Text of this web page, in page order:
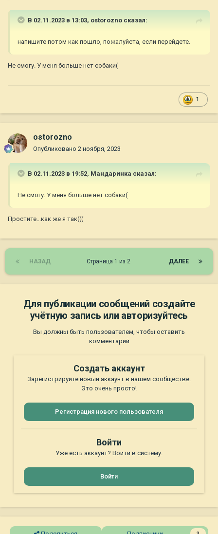
В 02.11.2023 в 13:03, ostorozno сказал:
напишите потом как пошло, пожалуйста, если перейдете.
Не смогу. У меня больше нет собаки(
1
ostorozno
Опубликовано 2 ноября, 2023
В 02.11.2023 в 19:52, Мандаринка сказал:
Не смогу. У меня больше нет собаки(
Простите...как же я так(((
НАЗАД ДАЛЕЕ
Страница 1 из 2
Для публикации сообщений создайте
учётную запись или авторизуйтесь
Вы должны быть пользователем, чтобы оставить
комментарий
Создать аккаунт
Зарегистрируйте новый аккаунт в нашем сообществе.
Это очень просто!
Регистрация нового пользователя
Войти
Уже есть аккаунт? Войти в систему.
Войти